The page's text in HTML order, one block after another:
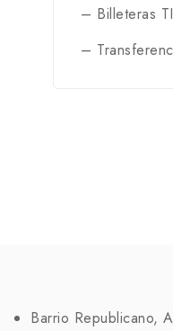
– Billeteras
–
Barrio Republicano,